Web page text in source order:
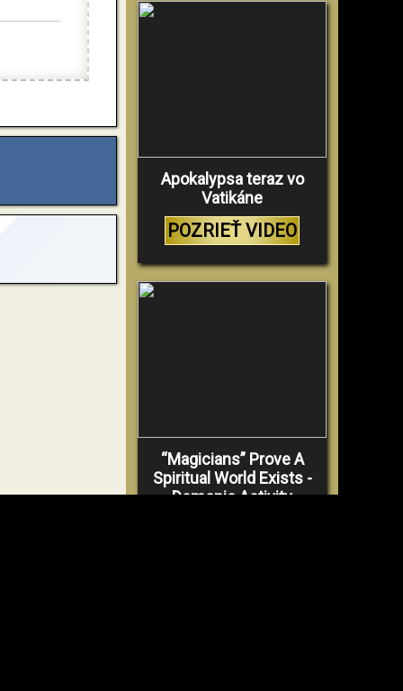
Apokalypsa teraz vo
Vatikáne
POZRIEŤ VIDEO
“Magicians” Prove A
Spiritual World Exists -
Demonic Activity